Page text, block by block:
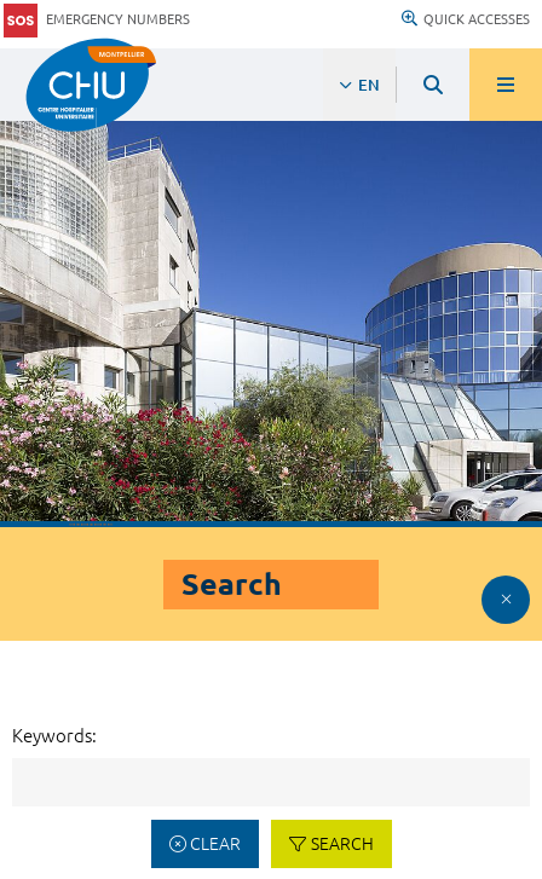
EMERGENCY NUMBERS QUICK ACCESSES
EN
Search
Keywords:
CLEAR SEARCH